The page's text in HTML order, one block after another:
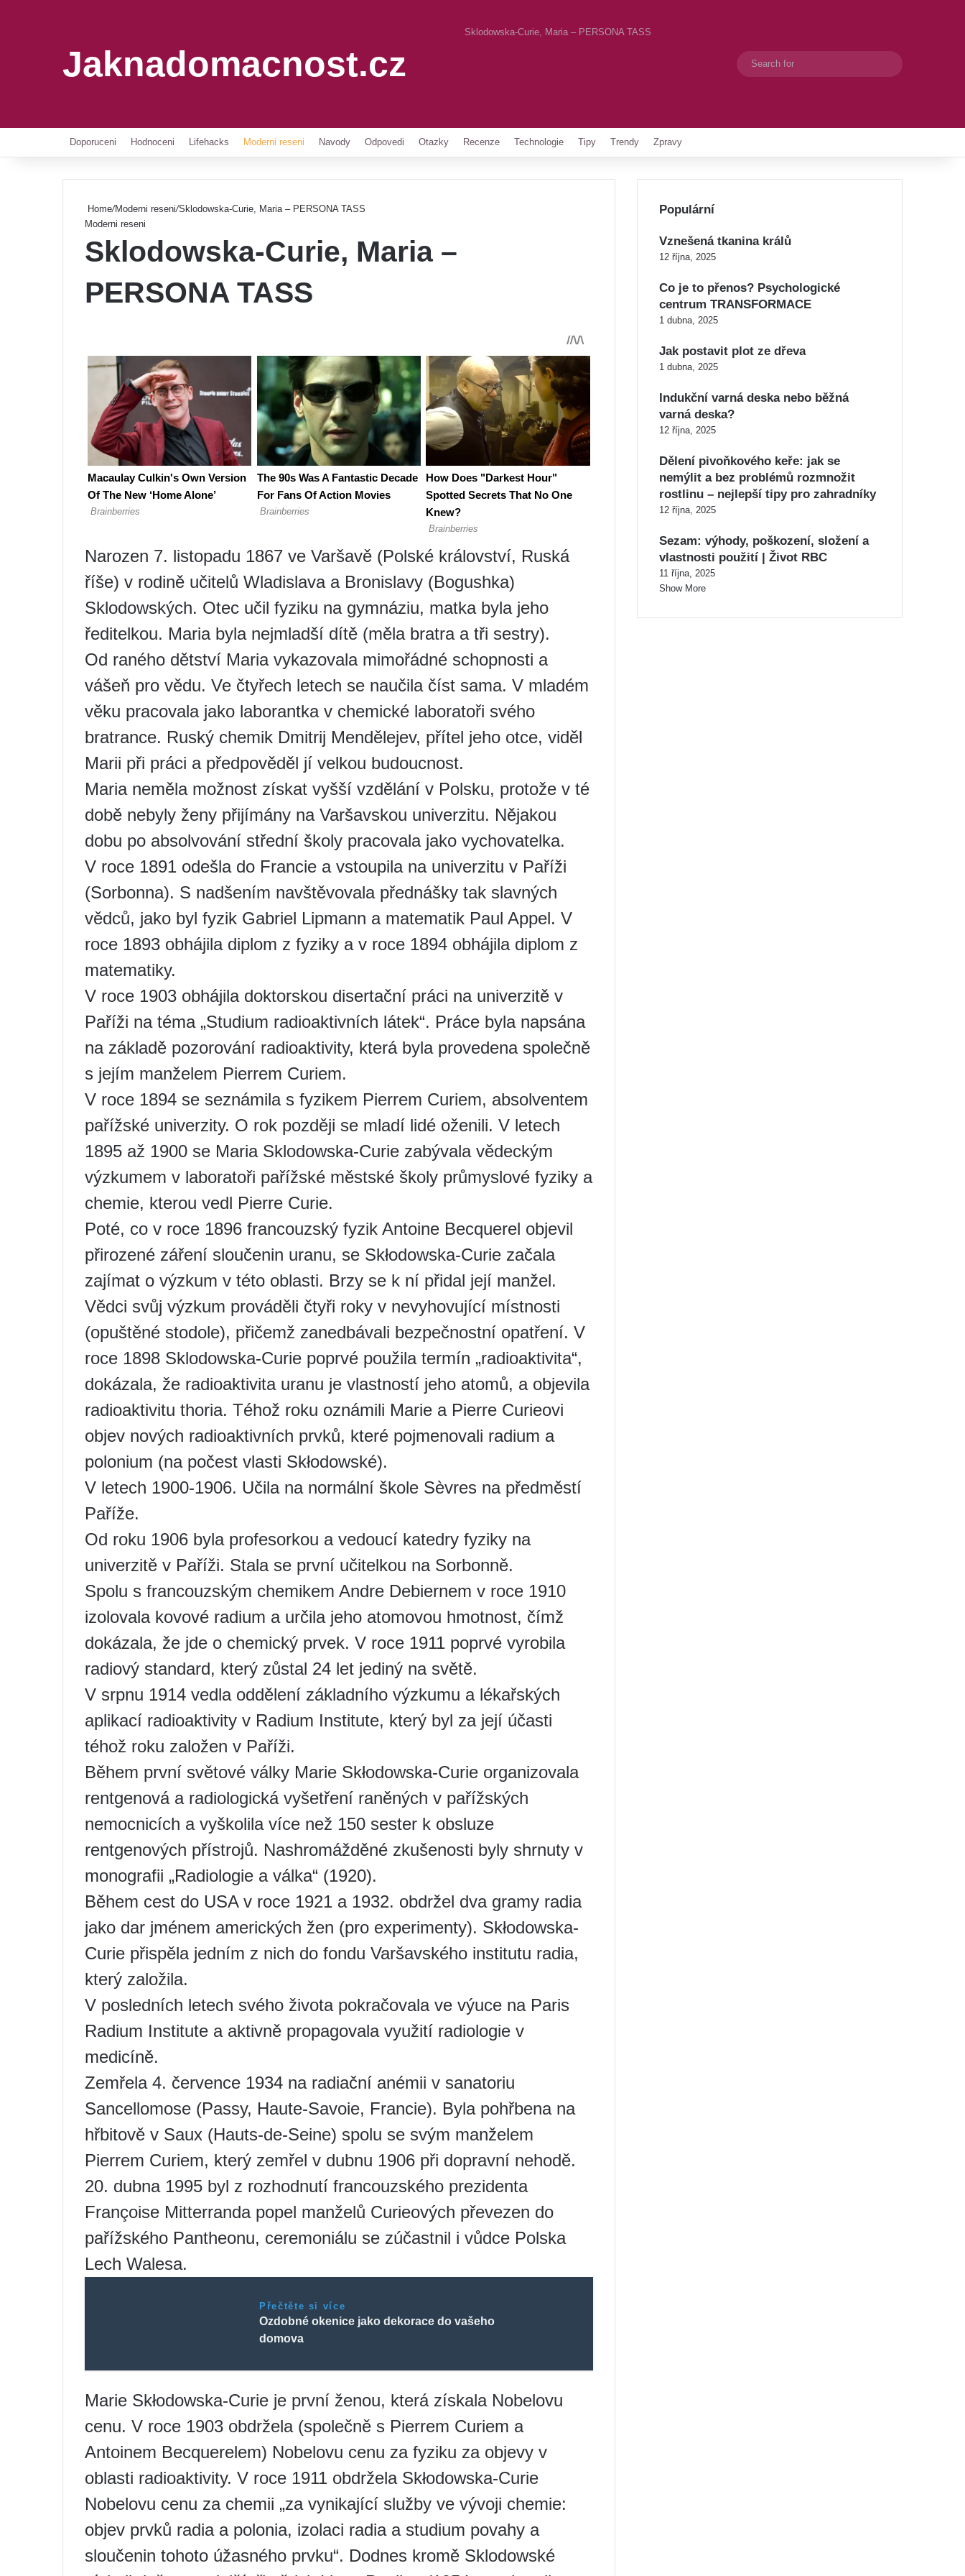
Jaknadomacnost.cz
Sklodowska-Curie, Maria – PERSONA TASS
Switch skin
Doporuceni Hodnoceni Lifehacks Moderni reseni Navody Odpovedi Otazky Recenze Technologie Tipy Trendy Zpravy
Home/Moderni reseni/Sklodowska-Curie, Maria – PERSONA TASS
Moderni reseni
Sklodowska-Curie, Maria –
PERSONA TASS
Narozen 7. listopadu 1867 ve Varšavě (Polské království, Ruská
říše) v rodině učitelů Wladislava a Bronislavy (Bogushka)
Sklodowských. Otec učil fyziku na gymnáziu, matka byla jeho
ředitelkou. Maria byla nejmladší dítě (měla bratra a tři sestry).
Od raného dětství Maria vykazovala mimořádné schopnosti a
vášeň pro vědu. Ve čtyřech letech se naučila číst sama. V mladém
věku pracovala jako laborantka v chemické laboratoři svého
bratrance. Ruský chemik Dmitrij Mendělejev, přítel jeho otce, viděl
Marii při práci a předpověděl jí velkou budoucnost.
Maria neměla možnost získat vyšší vzdělání v Polsku, protože v té
době nebyly ženy přijímány na Varšavskou univerzitu. Nějakou
dobu po absolvování střední školy pracovala jako vychovatelka.
V roce 1891 odešla do Francie a vstoupila na univerzitu v Paříži
(Sorbonna). S nadšením navštěvovala přednášky tak slavných
vědců, jako byl fyzik Gabriel Lipmann a matematik Paul Appel. V
roce 1893 obhájila diplom z fyziky a v roce 1894 obhájila diplom z
matematiky.
V roce 1903 obhájila doktorskou disertační práci na univerzitě v
Paříži na téma „Studium radioaktivních látek“. Práce byla napsána
na základě pozorování radioaktivity, která byla provedena společně
s jejím manželem Pierrem Curiem.
V roce 1894 se seznámila s fyzikem Pierrem Curiem, absolventem
pařížské univerzity. O rok později se mladí lidé oženili. V letech
1895 až 1900 se Maria Sklodowska-Curie zabývala vědeckým
výzkumem v laboratoři pařížské městské školy průmyslové fyziky a
chemie, kterou vedl Pierre Curie.
Poté, co v roce 1896 francouzský fyzik Antoine Becquerel objevil
přirozené záření sloučenin uranu, se Skłodowska-Curie začala
zajímat o výzkum v této oblasti. Brzy se k ní přidal její manžel.
Vědci svůj výzkum prováděli čtyři roky v nevyhovující místnosti
(opuštěné stodole), přičemž zanedbávali bezpečnostní opatření. V
roce 1898 Sklodowska-Curie poprvé použila termín „radioaktivita“,
dokázala, že radioaktivita uranu je vlastností jeho atomů, a objevila
radioaktivitu thoria. Téhož roku oznámili Marie a Pierre Curieovi
objev nových radioaktivních prvků, které pojmenovali radium a
polonium (na počest vlasti Skłodowské).
V letech 1900-1906. Učila na normální škole Sèvres na předměstí
Paříže.
Od roku 1906 byla profesorkou a vedoucí katedry fyziky na
univerzitě v Paříži. Stala se první učitelkou na Sorbonně.
Spolu s francouzským chemikem Andre Debiernem v roce 1910
izolovala kovové radium a určila jeho atomovou hmotnost, čímž
dokázala, že jde o chemický prvek. V roce 1911 poprvé vyrobila
radiový standard, který zůstal 24 let jediný na světě.
V srpnu 1914 vedla oddělení základního výzkumu a lékařských
aplikací radioaktivity v Radium Institute, který byl za její účasti
téhož roku založen v Paříži.
Během první světové války Marie Skłodowska-Curie organizovala
rentgenová a radiologická vyšetření raněných v pařížských
nemocnicích a vyškolila více než 150 sester k obsluze
rentgenových přístrojů. Nashromážděné zkušenosti byly shrnuty v
monografii „Radiologie a válka“ (1920).
Během cest do USA v roce 1921 a 1932. obdržel dva gramy radia
jako dar jménem amerických žen (pro experimenty). Skłodowska-
Curie přispěla jedním z nich do fondu Varšavského institutu radia,
který založila.
V posledních letech svého života pokračovala ve výuce na Paris
Radium Institute a aktivně propagovala využití radiologie v
medicíně.
Zemřela 4. července 1934 na radiační anémii v sanatoriu
Sancellomose (Passy, ​​Haute-Savoie, Francie). Byla pohřbena na
hřbitově v Saux (Hauts-de-Seine) spolu se svým manželem
Pierrem Curiem, který zemřel v dubnu 1906 při dopravní nehodě.
20. dubna 1995 byl z rozhodnutí francouzského prezidenta
Françoise Mitterranda popel manželů Curieových převezen do
pařížského Pantheonu, ceremoniálu se zúčastnil i vůdce Polska
Lech Walesa.
Přečtěte si více
Ozdobné okenice jako dekorace do vašeho
domova
Marie Skłodowska-Curie je první ženou, která získala Nobelovu
cenu. V roce 1903 obdržela (společně s Pierrem Curiem a
Antoinem Becquerelem) Nobelovu cenu za fyziku za objevy v
oblasti radioaktivity. V roce 1911 obdržela Skłodowska-Curie
Nobelovu cenu za chemii „za vynikající služby ve vývoji chemie:
objev prvků radia a polonia, izolaci radia a studium povahy a
sloučenin tohoto úžasného prvku“. Dodnes kromě Sklodowské
Populární
Vznešená tkanina králů
12 října, 2025
Co je to přenos? Psychologické
centrum TRANSFORMACE
1 dubna, 2025
Jak postavit plot ze dřeva
1 dubna, 2025
Indukční varná deska nebo běžná
varná deska?
12 října, 2025
Dělení pivoňkového keře: jak se
nemýlit a bez problémů rozmnožit
rostlinu – nejlepší tipy pro zahradníky
12 října, 2025
Sezam: výhody, poškození, složení a
vlastnosti použití | Život RBC
11 října, 2025
Show More